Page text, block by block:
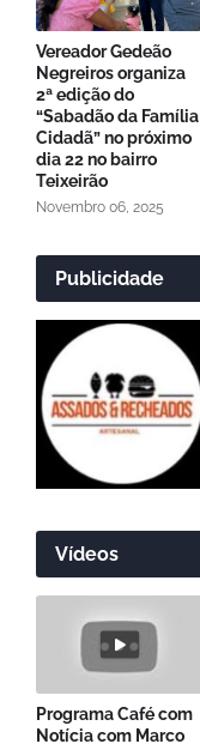
Vereador Gedeão
Negreiros organiza
2ª edição do
“Sabadão da Família
Cidadã” no próximo
dia 22 no bairro
Teixeirão
Novembro 06, 2025
Publicidade
Vídeos
Programa Café com
Notícia com Marco